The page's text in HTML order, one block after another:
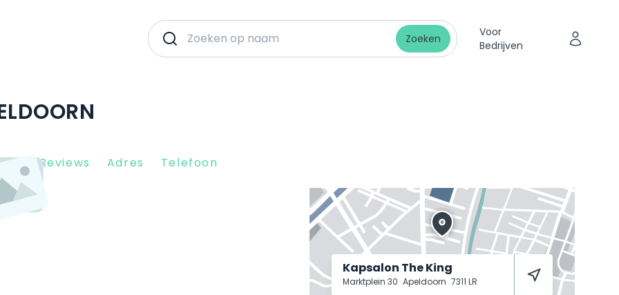
Zoeken
Voor
Bedrijven
Reviews Adres Telefoon
Kapsalon The King
Marktplein 30 Apeldoorn 7311 LR